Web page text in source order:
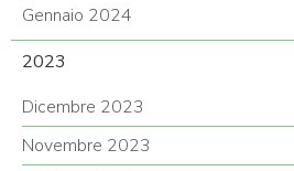
Gennaio 2024
2023
Dicembre 2023
Novembre 2023